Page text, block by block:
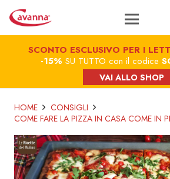
SCONTO ESCLUSIVO PER I
-15% SU TUTTO con il codice
VAI ALLO SHOP
HOME
CONSIGLI
COME FARE LA PIZZA IN CASA COME IN